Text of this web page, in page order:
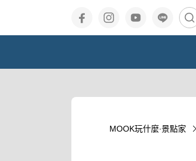
MOOK玩什麼‧景點家